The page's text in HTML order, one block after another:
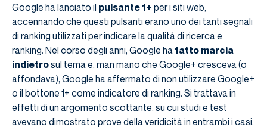
Google ha lanciato il pulsante 1+ per i siti web,
accennando che questi pulsanti erano uno dei tanti segnali
di ranking utilizzati per indicare la qualità di ricerca e
ranking. Nel corso degli anni, Google ha fatto marcia
indietrosul tema e, man mano che Google+ cresceva (o
affondava), Google ha affermato di non utilizzare Google+
o il bottone 1+ come indicatore di ranking. Si trattava in
effetti di un argomento scottante, su cui studi e test
avevano dimostrato prove della veridicità in entrambi i casi.